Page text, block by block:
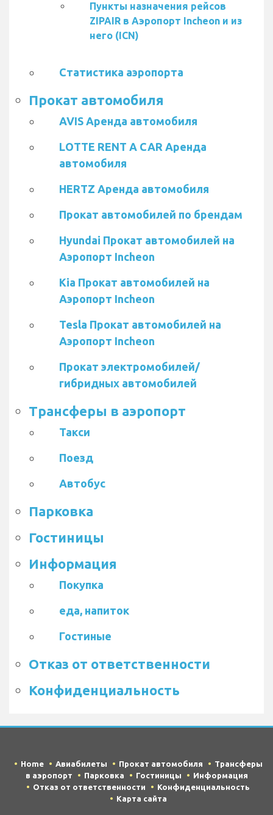
Пункты назначения рейсов
ZIPAIR в Аэропорт Incheon и из
него (ICN)
Статистика аэропорта
Прокат автомобиля
AVIS Аренда автомобиля
LOTTE RENT A CAR Аренда
автомобиля
HERTZ Аренда автомобиля
Прокат автомобилей по брендам
Hyundai Прокат автомобилей на
Аэропорт Incheon
Kia Прокат автомобилей на
Аэропорт Incheon
Tesla Прокат автомобилей на
Аэропорт Incheon
Прокат электромобилей/
гибридных автомобилей
Трансферы в аэропорт
Такси
Поезд
Автобус
Парковка
Гостиницы
Информация
Покупка
еда, напиток
Гостиные
Отказ от ответственности
Конфиденциальность
Home Авиабилеты Прокат автомобиля
Трансферы
в аэропорт
Парковка Гостиницы
Информация
Отказ от ответственности
Конфиденциальность
Карта сайта